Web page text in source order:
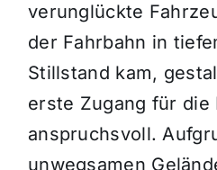
verunglückte
der Fahrbahn in
Stillstand kam,
erste Zugang für die
anspruchsvoll.
unwegsamen